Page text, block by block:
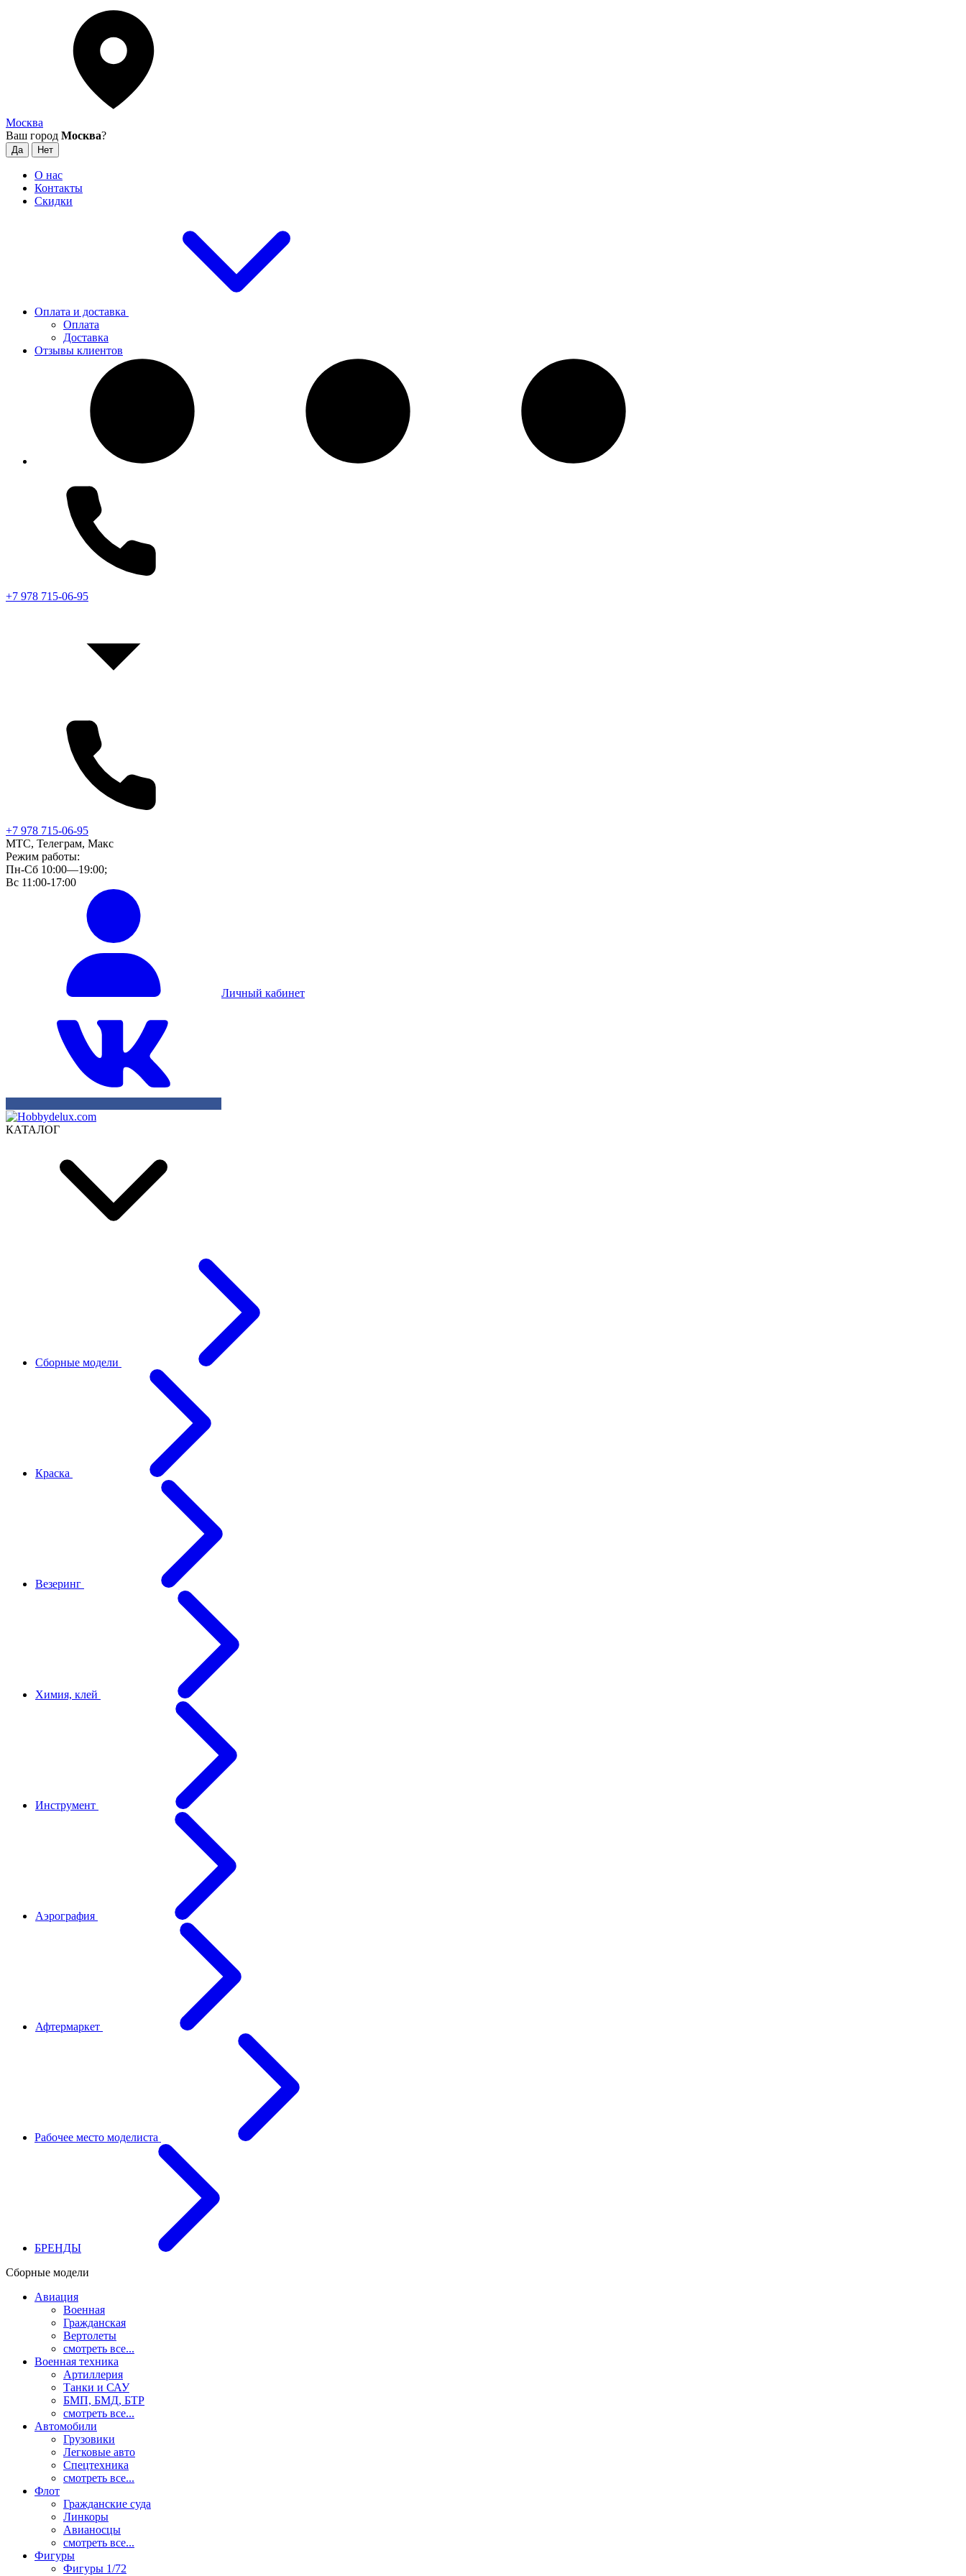
Москва
Ваш город Москва?
О нас
Контакты
Скидки
Оплата и доставка
Оплата
Доставка
Отзывы клиентов
+7 978 715-06-95
+7 978 715-06-95
МТС, Телеграм, Макс
Режим работы:
Пн-Сб 10:00—19:00;
Вс 11:00-17:00
Личный кабинет
КАТАЛОГ
Сборные модели
Краска
Везеринг
Химия, клей
Инструмент
Аэрография
Афтермаркет
Рабочее место моделиста
БРЕНДЫ
Сборные модели
Авиация
Военная
Гражданская
Вертолеты
смотреть все...
Военная техника
Артиллерия
Танки и САУ
БМП, БМД, БТР
смотреть все...
Автомобили
Грузовики
Легковые авто
Спецтехника
смотреть все...
Флот
Гражданские суда
Линкоры
Авианосцы
смотреть все...
Фигуры
Фигуры 1/72